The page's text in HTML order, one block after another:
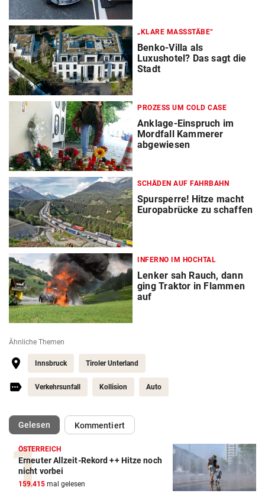
„KLARE MASSSTÄBE“
Benko-Villa als
Luxushotel? Das sagt die
Stadt
PROZESS UM COLD CASE
Anklage-Einspruch im
Mordfall Kammerer
abgewiesen
SCHÄDEN AUF FAHRBAHN
Spursperre! Hitze macht
Europabrücke zu schaffen
INFERNO IM HOCHTAL
Lenker sah Rauch, dann
ging Traktor in Flammen
auf
Ähnliche Themen
Innsbruck Tiroler Unterland
Verkehrsunfall Kollision Auto
Gelesen(ausgewählt)Kommentiert
ÖSTERREICH
Erneuter Allzeit-Rekord ++ Hitze noch
nicht vorbei
159.415 mal gelesen